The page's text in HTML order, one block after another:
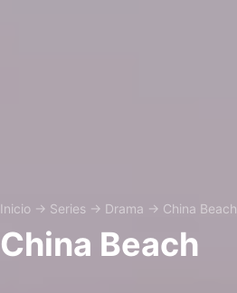
Inicio → Series → Drama → China Beach
China Beach